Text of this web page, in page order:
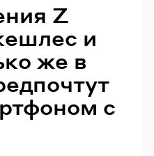
Z
и
же в
с